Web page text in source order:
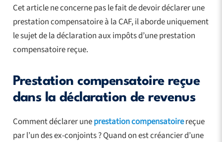
Cet article ne concerne pas le fait de devoir déclarer une
prestation compensatoire à la CAF, il aborde uniquement
le sujet de la déclaration aux impôts d’une prestation
compensatoire reçue.
Prestation compensatoire reçue
dans la déclaration de revenus
Comment déclarer uneprestation compensatoirereçue
par l’un des ex-conjoints ? Quand on est créancier d’une